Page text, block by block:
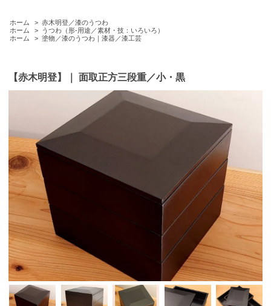
ホーム > 赤木明登／漆のうつわ
ホーム
>
うつわ（形-用途／素材・技：いろいろ）
ホーム
> 塗物／漆のうつわ｜漆器／漆工芸
【赤木明登】｜ 面取正方三段重／小・黒